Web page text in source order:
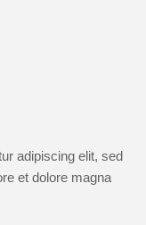
adipiscing elit, sed
et dolore magna